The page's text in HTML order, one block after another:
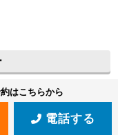
はこちらから
電話する